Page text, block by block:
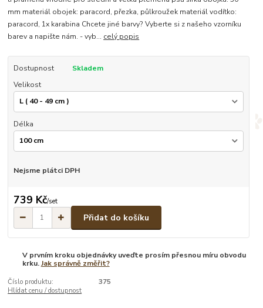
mm materiál obojek: paracord, přezka, půlkroužek materiál vodítko:
paracord, 1x karabina Chcete jiné barvy? Vyberte si z našeho vzorníku
barev a napište nám. - vyb... celý popis
Dostupnost
Skladem
Velikost
Délka
Nejsme plátci DPH
739 Kč/set
Přidat do košíku
V prvním kroku objednávky uveďte prosím přesnou míru obvodu
krku.Jak správně změřit?
Číslo produktu:
375
Hlídat cenu / dostupnost